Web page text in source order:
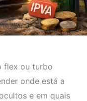
flex ou turbo
onde está a
e em quais